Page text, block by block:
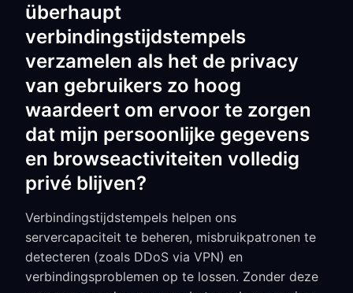
überhaupt
verbindingstijdstempels
verzamelen als het de privacy
van gebruikers zo hoog
waardeert om ervoor te zorgen
dat mijn persoonlijke gegevens
en browseactiviteiten volledig
privé blijven?
Verbindingstijdstempels helpen ons
servercapaciteit te beheren, misbruikpatronen te
detecteren (zoals DDoS via VPN) en
verbindingsproblemen op te lossen. Zonder deze